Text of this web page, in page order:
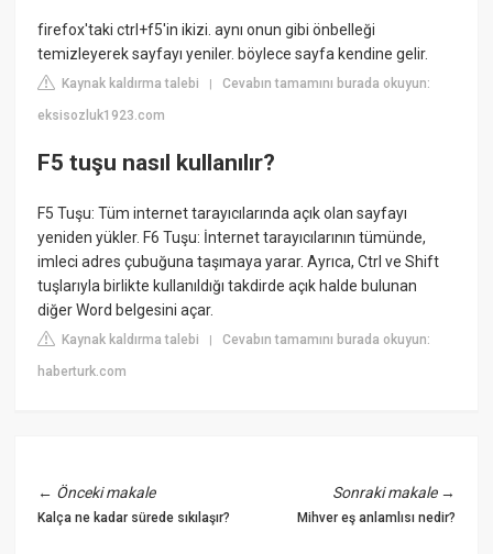
firefox'taki ctrl+f5'in ikizi. aynı onun gibi önbelleği
temizleyerek sayfayı yeniler. böylece sayfa kendine gelir.
Kaynak kaldırma talebi |Cevabın tamamını burada okuyun:
eksisozluk1923.com
F5 tuşu nasıl kullanılır?
F5 Tuşu: Tüm internet tarayıcılarında açık olan sayfayı
yeniden yükler. F6 Tuşu: İnternet tarayıcılarının tümünde,
imleci adres çubuğuna taşımaya yarar. Ayrıca, Ctrl ve Shift
tuşlarıyla birlikte kullanıldığı takdirde açık halde bulunan
diğer Word belgesini açar.
Kaynak kaldırma talebi |Cevabın tamamını burada okuyun:
haberturk.com
← Önceki makale
Kalça ne kadar sürede sıkılaşır?
Sonraki makale→
Mihver eş anlamlısı nedir?